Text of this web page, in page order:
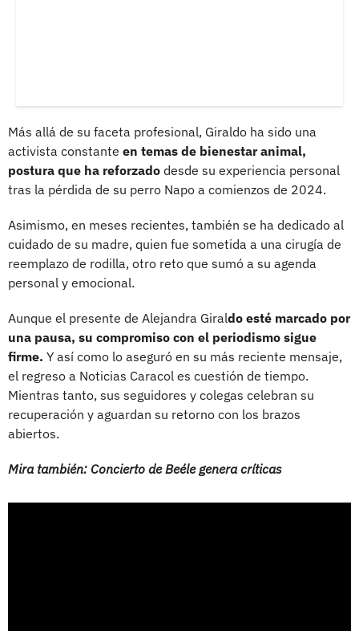
Más allá de su faceta profesional, Giraldo ha sido una
activista constante en temas de bienestar animal,
postura que ha reforzado desde su experiencia personal
tras la pérdida de su perro Napo a comienzos de 2024.
Asimismo, en meses recientes, también se ha dedicado al
cuidado de su madre, quien fue sometida a una cirugía de
reemplazo de rodilla, otro reto que sumó a su agenda
personal y emocional.
Aunque el presente de Alejandra Giraldo esté marcado por
una pausa, su compromiso con el periodismo sigue
firme. Y así como lo aseguró en su más reciente mensaje,
el regreso a Noticias Caracol es cuestión de tiempo.
Mientras tanto, sus seguidores y colegas celebran su
recuperación y aguardan su retorno con los brazos
abiertos.
Mira también: Concierto de Beéle genera críticas